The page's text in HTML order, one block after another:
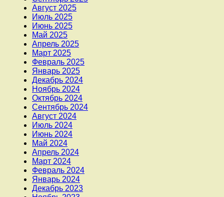
Август 2025
Июль 2025
Июнь 2025
Май 2025
Апрель 2025
Март 2025
Февраль 2025
Январь 2025
Декабрь 2024
Ноябрь 2024
Октябрь 2024
Сентябрь 2024
Август 2024
Июль 2024
Июнь 2024
Май 2024
Апрель 2024
Март 2024
Февраль 2024
Январь 2024
Декабрь 2023